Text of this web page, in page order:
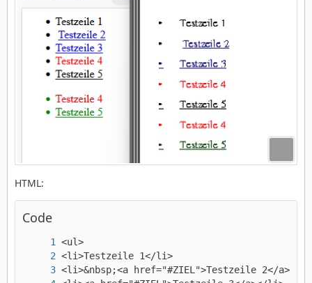
HTML:
Code